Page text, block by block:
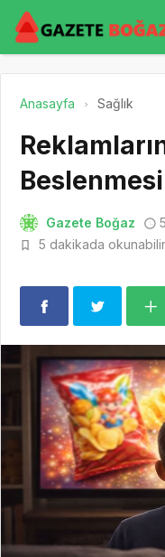
Anasayfa Sağlık
Gazete Boğaz
5 dakikada okunabilir